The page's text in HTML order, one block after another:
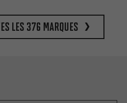
les 376 marques